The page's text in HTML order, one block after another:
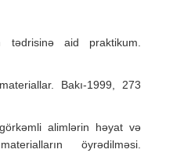
tədrisinə aid praktikum.
Bakı-1999, 273
alimlərin həyat və
öyrədilməsi.